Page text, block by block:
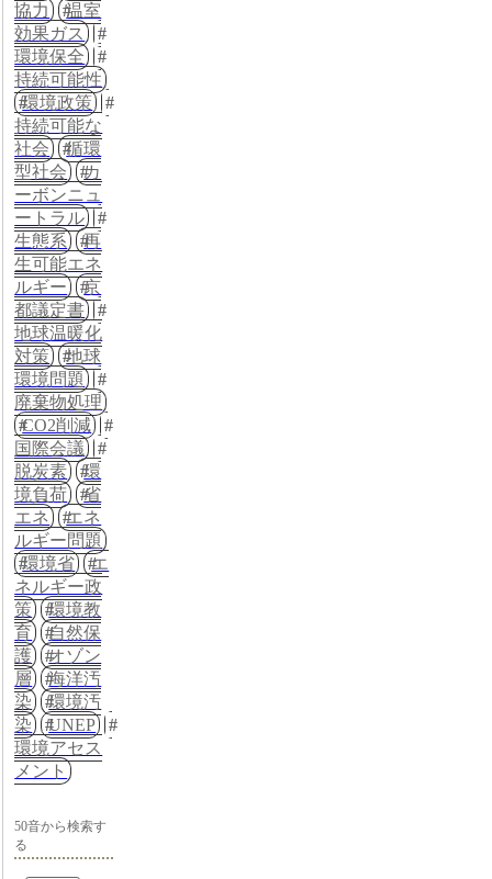
協力
温室
効果ガス
環境保全
持続可能性
環境政策
持続可能な
社会
循環
型社会
カ
ーボンニュ
ートラル
生態系
再
生可能エネ
ルギー
京
都議定書
地球温暖化
対策
地球
環境問題
廃棄物処理
CO2削減
国際会議
脱炭素
環
境負荷
省
エネ
エネ
ルギー問題
環境省
エ
ネルギー政
策
環境教
育
自然保
護
オゾン
層
海洋汚
染
環境汚
染
UNEP
環境アセス
メント
50音から検索す
る